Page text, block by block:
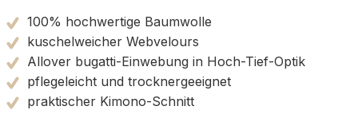
100% hochwertige Baumwolle
kuschelweicher Webvelours
Allover bugatti-Einwebung in Hoch-Tief-Optik
pflegeleicht und trocknergeeignet
praktischer Kimono-Schnitt